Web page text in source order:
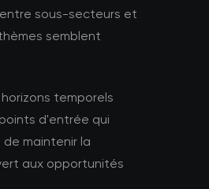
sous-secteurs et
semblent
temporels
d'entrée qui
maintenir la
aux opportunités